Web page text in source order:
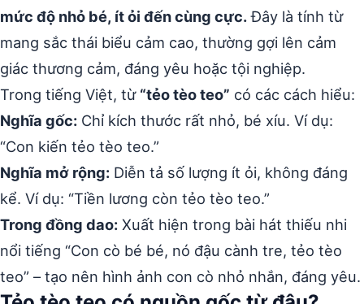
mức độ nhỏ bé, ít ỏi đến cùng cực.Đây là tính từ
mang sắc thái biểu cảm cao, thường gợi lên cảm
giác thương cảm, đáng yêu hoặc tội nghiệp.
Trong tiếng Việt, từ “tẻo tèo teo” có các cách hiểu:
Nghĩa gốc: Chỉ kích thước rất nhỏ, bé xíu. Ví dụ:
“Con kiến tẻo tèo teo.”
Nghĩa mở rộng: Diễn tả số lượng ít ỏi, không đáng
kể. Ví dụ: “Tiền lương còn tẻo tèo teo.”
Trong đồng dao: Xuất hiện trong bài hát thiếu nhi
nổi tiếng “Con cò bé bé, nó đậu cành tre, tẻo tèo
teo” – tạo nên hình ảnh con cò nhỏ nhắn, đáng yêu.